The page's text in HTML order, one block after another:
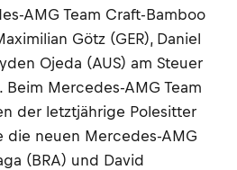
AMG Team Craft-Bamboo
Götz (GER), Daniel
Ojeda (AUS) am Steuer
Mercedes-AMG Team
der letztjährige Polesitter
die neuen Mercedes-AMG
(BRA) und David